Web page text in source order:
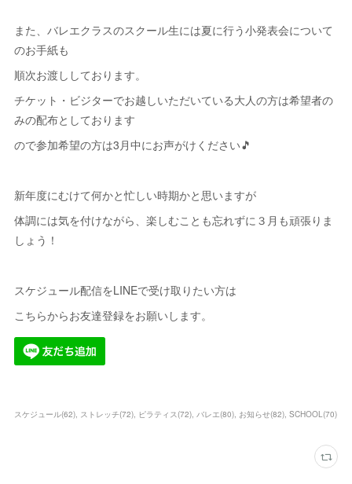
また、バレエクラスのスクール生には夏に行う小発表会について
のお手紙も
順次お渡ししております。
チケット・ビジターでお越しいただいている大人の方は希望者の
みの配布としております
ので参加希望の方は3月中にお声がけください🎵
新年度にむけて何かと忙しい時期かと思いますが
体調には気を付けながら、楽しむことも忘れずに３月も頑張りま
しょう！
スケジュール配信をLINEで受け取りたい方は
こちらからお友達登録をお願いします。
スケジュール(62) ストレッチ(72) ピラティス(72) バレエ(80) お知らせ(82) SCHOOL(70)